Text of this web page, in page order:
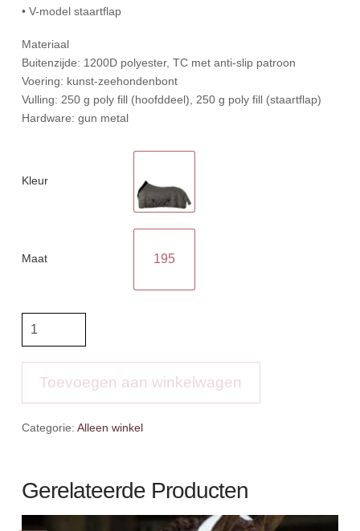
• V-model staartflap
Materiaal
Buitenzijde: 1200D polyester, TC met anti-slip patroon
Voering: kunst-zeehondenbont
Vulling: 250 g poly fill (hoofddeel), 250 g poly fill (staartflap)
Hardware: gun metal
Kleur
Maat 195
250grToevoegen aan winkelwagen
Categorie: Alleen winkel
Gerelateerde Producten